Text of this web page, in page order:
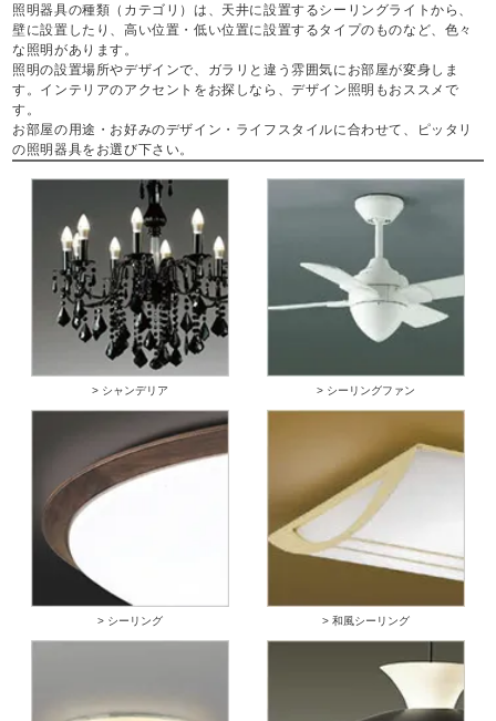
照明器具の種類（カテゴリ）は、天井に設置するシーリングライトから、
壁に設置したり、高い位置・低い位置に設置するタイプのものなど、色々
な照明があります。
照明の設置場所やデザインで、ガラリと違う雰囲気にお部屋が変身しま
す。インテリアのアクセントをお探しなら、デザイン照明もおススメで
す。
お部屋の用途・お好みのデザイン・ライフスタイルに合わせて、ピッタリ
の照明器具をお選び下さい。
> シャンデリア > シーリングファン
> シーリング > 和風シーリング